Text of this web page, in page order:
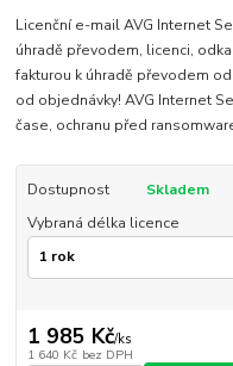
Licenční e-mail AVG Internet
úhradě převodem, licenci,
fakturou k úhradě převodem
od objednávky! AVG Internet
čase, ochranu před
Dostupnost
Skladem
Vybraná délka licence
1 985 Kč/ks
1 640 Kč bez DPH